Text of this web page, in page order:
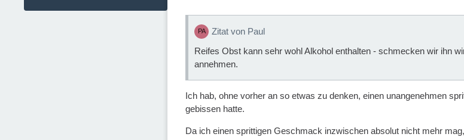
Zitat von Paul
Reifes Obst kann sehr wohl Alkohol enthalten - schmecken wir ihn
annehmen.
Ich hab, ohne vorher an so etwas zu denken, einen unangenehmen
gebissen hatte.
Da ich einen sprittigen Geschmack inzwischen absolut nicht mehr